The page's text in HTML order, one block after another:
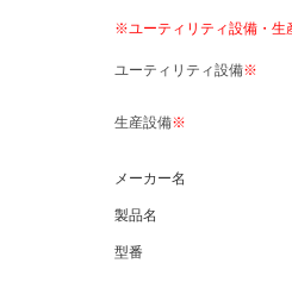
※ユーティリティ設備・生
ユーティリティ設備※
生産設備※
メーカー名
製品名
型番